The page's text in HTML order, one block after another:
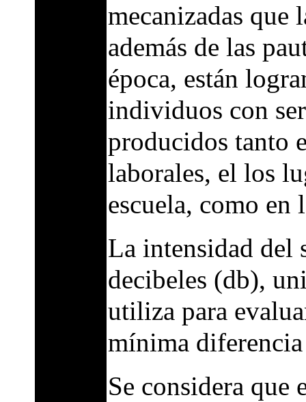
mecanizadas que
además de las
época, están
individuos con
producidos tanto
laborales, el los
escuela, como en
La intensidad del
decibeles (db),
utiliza para
mínima
Se considera que